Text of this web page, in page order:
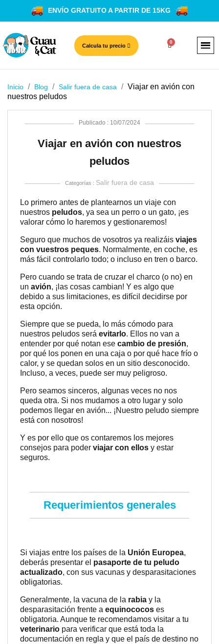
ENVÍO GRATUITO A PARTIR DE 15KG
Calcula tu precio
Inicio Blog Salir fuera de casa
Viajar en avión con
nuestros peludos
Publicado : 10/07/2024
Viajar en avión con nuestros
peludos
Categorías : Salir fuera de casa
Lo primero antes de plantearnos un viaje con
nuestros peludos, ya sea un perro o un gato, ¡es
valorar cómo lo haremos y gestionaremos!
Seguro que muchos de vosotros ya realizáis viajes
con vuestros peques. Normalmente, en coche, es
más fácil controlarlo todo; o incluso en tren o barco.
Pero cuando se trata de cruzar el charco (o no) en
un avión, ¡las cosas cambian! Y es algo que
debido a sus limitaciones, es difícil decidirse por
esta opción.
Siempre que se pueda, lo más cómodo para
nuestros peludos será evitarlo. Ellos no van a
entender por qué notan ese cambio de presión,
por qué los ponen en una caja o por qué hace frío o
calor, y se quedan solos en un sitio desconocido.
Incluso, a veces, puede ser muy peligroso.
Pero seamos sinceros, algunas veces no nos
queda otra. Si nos mudamos a otro lugar y solo
podemos llegar en avión... ¡Nuestro peludo siempre
está con nosotros!
Y es por ello que os contaremos los mejores
consejos para poder viajar con ellos y estar
seguros.
Requerimientos generales
Si viajas entre los países de la Unión Europea,
deberás presentar el pasaporte de tu peludo
actualizado, con sus vacunas y desparasitaciones
obligatorias.
Generalmente, la vacuna de la rabia y la
desparasitación frente a equinococos es
obligatoria. Aunque te recomendamos visitar a tu
veterinario para verificar que está toda la
documentación en regla y que el país de destino no